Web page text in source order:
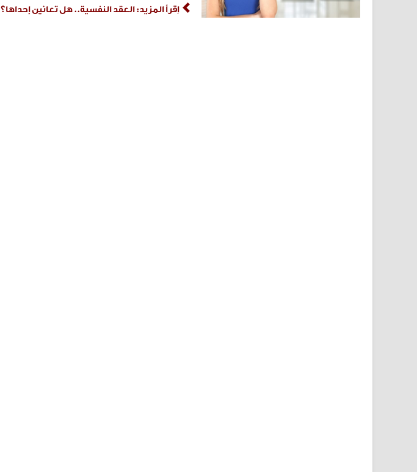
اِقرأ المزيد: العقد النفسية.. هل تعانين إحداها؟